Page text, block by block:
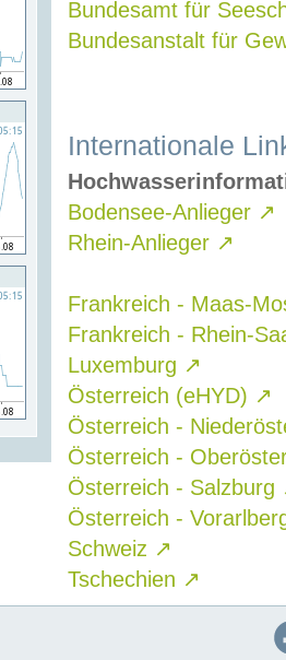
Bundesamt für
Bundesanstalt für
Internationale
Bodensee-Anlieger ↗
Rhein-Anlieger ↗
Frankreich - Maas-
Frankreich - Rhein-
Luxemburg ↗
Österreich (eHYD) ↗
Österreich -
Österreich -
Österreich - Salzburg
Österreich -
Schweiz ↗
Tschechien ↗